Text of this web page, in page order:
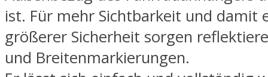
ist. Für mehr Sichtbarkeit und damit
größerer Sicherheit sorgen
und Breitenmarkierungen.